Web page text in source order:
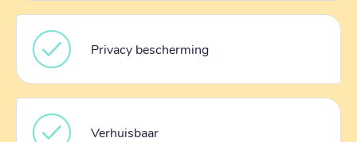
Privacy bescherming
Verhuisbaar